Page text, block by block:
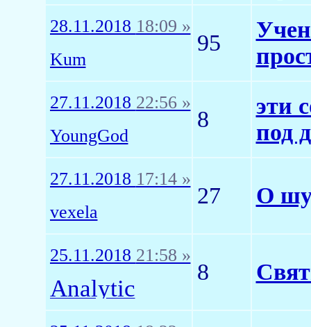
28.11.2018 18:09 »
Kum
95
27.11.2018 22:56 »
YoungGod
8
эти
под
27.11.2018 17:14 »
vexela
27 О
25.11.2018 21:58 »
Analytic
8